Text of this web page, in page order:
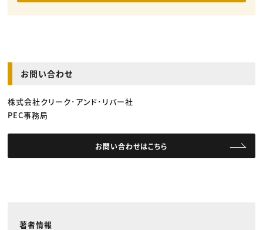
お問い合わせ
株式会社クリーク･アンド･リバー社
PEC事務局
お問い合わせはこちら
著者情報